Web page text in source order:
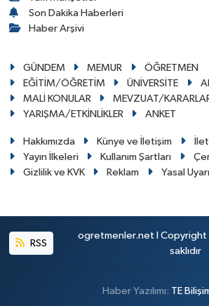
Son Dakika Haberleri
Haber Arşivi
GÜNDEM MEMUR
ÖĞRETMEN
EĞİTİM/ÖĞRETİM
ÜNİVERSİTE
MALİ KONULAR
MEVZUAT/
YARIŞMA/ETKİNLİKLER
ANKET
Hakkımızda Künye ve İletişim
Yayın İlkeleri
Kullanım Şartları
Gizlilik ve KVK
Reklam Yasal Uyarı
RSS
ogretmenler.net I Copyright
saklıdır
Haber Yazılımı: TE